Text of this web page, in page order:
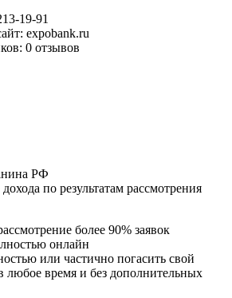
19-91
expobank.ru
0 отзывов
РФ
по результатам рассмотрения
более 90% заявок
онлайн
или частично погасить свой
любое время и без дополнительных